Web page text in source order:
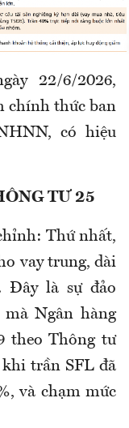
22/6/2026,
chính thức ban
có hiệu
TƯ 25
Thứ nhất,
vay trung, dài
Đây là sự đảo
Ngân hàng
theo Thông tư
trần SFL đã
và chạm mức